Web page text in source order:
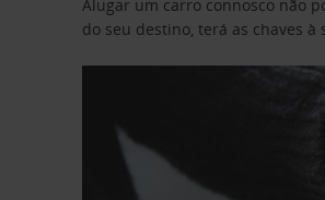
Alugar um carro connosco não
do seu destino, terá as chaves